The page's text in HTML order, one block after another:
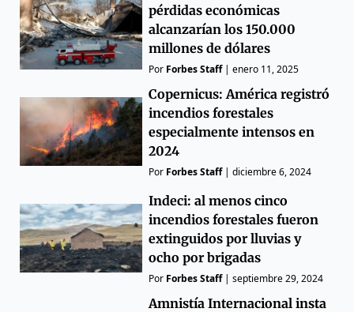
pérdidas económicas
alcanzarían los 150.000
millones de dólares
Por Forbes Staff|enero 11, 2025
Copernicus: América registró
incendios forestales
especialmente intensos en
2024
Por Forbes Staff|diciembre 6, 2024
Indeci: al menos cinco
incendios forestales fueron
extinguidos por lluvias y
ocho por brigadas
Por Forbes Staff|septiembre 29, 2024
Amnistía Internacional insta